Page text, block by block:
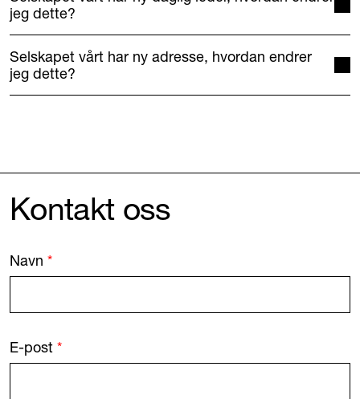
jeg dette?
Selskapet vårt har ny adresse, hvordan endrer
jeg dette?
Kontakt oss
Navn *
E-post *